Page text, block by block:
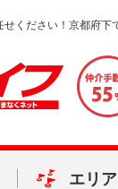
ください！京都府下
エリア